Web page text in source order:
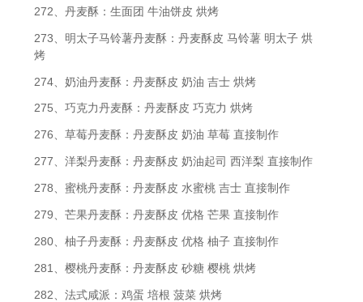
272、丹麦酥：生面团 牛油饼皮 烘烤
273、明太子马铃薯丹麦酥：丹麦酥皮 马铃薯 明太子 烘
烤
274、奶油丹麦酥：丹麦酥皮 奶油 吉士 烘烤
275、巧克力丹麦酥：丹麦酥皮 巧克力 烘烤
276、草莓丹麦酥：丹麦酥皮 奶油 草莓 直接制作
277、洋梨丹麦酥：丹麦酥皮 奶油起司 西洋梨 直接制作
278、蜜桃丹麦酥：丹麦酥皮 水蜜桃 吉士 直接制作
279、芒果丹麦酥：丹麦酥皮 优格 芒果 直接制作
280、柚子丹麦酥：丹麦酥皮 优格 柚子 直接制作
281、樱桃丹麦酥：丹麦酥皮 砂糖 樱桃 烘烤
282、法式咸派：鸡蛋 培根 菠菜 烘烤